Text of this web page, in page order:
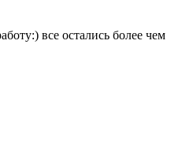
все остались более чем